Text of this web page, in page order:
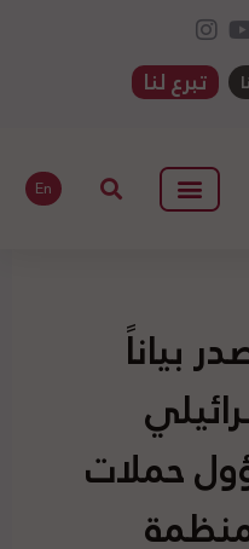
تبرع لنا
En
بياناً
حملات